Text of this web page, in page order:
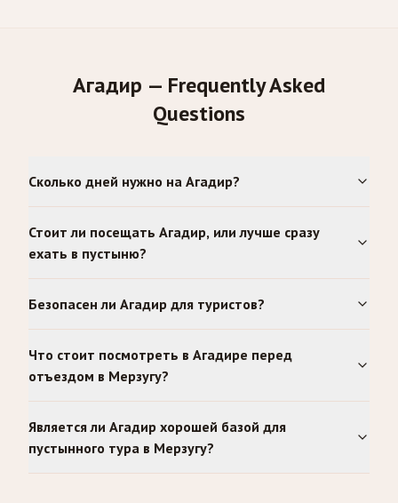
Агадир — Frequently Asked
Questions
Сколько дней нужно на Агадир?
Стоит ли посещать Агадир, или лучше сразу
ехать в пустыню?
Безопасен ли Агадир для туристов?
Что стоит посмотреть в Агадире перед
отъездом в Мерзугу?
Является ли Агадир хорошей базой для
пустынного тура в Мерзугу?